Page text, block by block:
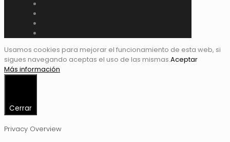
Usamos cookies para mejorar el funcionamiento de esta web, si
sigues navegando aceptas el uso de las mismas.Aceptar
Más información
Cerrar
Privacy Overview